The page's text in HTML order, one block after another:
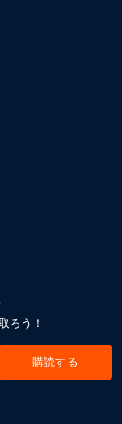
ろう！
購読する